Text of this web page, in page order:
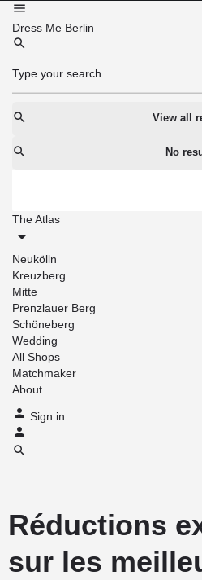
Dress Me Berlin
View all
No
The Atlas
Neukölln
Kreuzberg
Mitte
Prenzlauer Berg
Schöneberg
Wedding
All Shops
Matchmaker
About
Sign in
Réductions
sur les